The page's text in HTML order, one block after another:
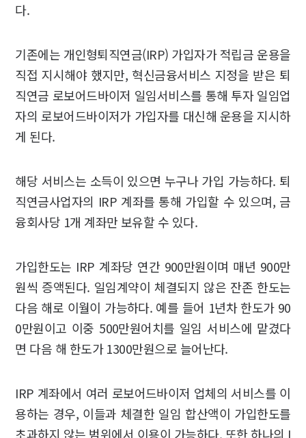
다.
기존에는 개인형퇴직연금(IRP) 가입자가 적립금 운용을
직접 지시해야 했지만, 혁신금융서비스 지정을 받은 퇴
직연금 로보어드바이저 일임서비스를 통해 투자 일임업
자의 로보어드바이저가 가입자를 대신해 운용을 지시하
게 된다.
해당 서비스는 소득이 있으면 누구나 가입 가능하다. 퇴
직연금사업자의 IRP 계좌를 통해 가입할 수 있으며, 금
융회사당 1개 계좌만 보유할 수 있다.
가입한도는 IRP 계좌당 연간 900만원이며 매년 900만
원씩 증액된다. 일임계약이 체결되지 않은 잔존 한도는
다음 해로 이월이 가능하다. 예를 들어 1년차 한도가 90
0만원이고 이중 500만원어치를 일임 서비스에 맡겼다
면 다음 해 한도가 1300만원으로 늘어난다.
IRP 계좌에서 여러 로보어드바이저 업체의 서비스를 이
용하는 경우, 이들과 체결한 일임 합산액이 가입한도를
초과하지 않는 범위에서 이용이 가능하다. 또한 하나의 I